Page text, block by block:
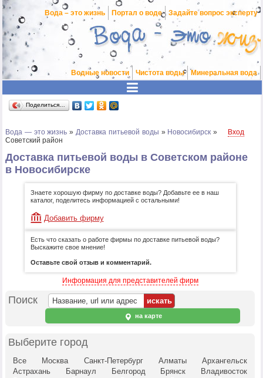
Вода – это жизнь Портал о воде Задайте вопрос эксперту
Водные новости Чистота воды Минеральная вода
Поделиться…
Вода — это жизнь »Доставка питьевой воды » Новосибирск »
Советский район
Вход
Доставка питьевой воды в Советском районе
в Новосибирске
Знаете хорошую фирму по доставке воды? Добавьте ее в наш
каталог, поделитесь информацией с остальными!
Добавить фирму
Есть что сказать о работе фирмы по доставке питьевой воды?
Выскажите свое мнение!
Оставьте свой отзыв и комментарий.
Информация для представителей фирм
Поиск
на карте
Выберите город
Все Москва Санкт-Петербург Алматы
Архангельск
Астрахань
Барнаул Белгород Брянск
Владивосток